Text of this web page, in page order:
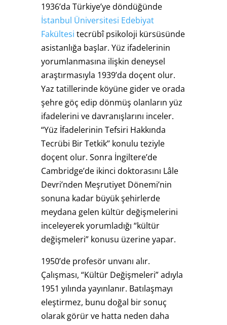
1936’da Türkiye’ye döndüğünde
İstanbul Üniversitesi Edebiyat
Fakültesi tecrübî psikoloji kürsüsünde
asistanlığa başlar. Yüz ifadelerinin
yorumlanmasına ilişkin deneysel
araştırmasıyla 1939’da doçent olur.
Yaz tatillerinde köyüne gider ve orada
şehre göç edip dönmüş olanların yüz
ifadelerini ve davranışlarını inceler.
“Yüz İfadelerinin Tefsiri Hakkında
Tecrübi Bir Tetkik’’ konulu teziyle
doçent olur. Sonra İngiltere’de
Cambridge’de ikinci doktorasını Lâle
Devri’nden Meşrutiyet Dönemi’nin
sonuna kadar büyük şehirlerde
meydana gelen kültür değişmelerini
inceleyerek yorumladığı “kültür
değişmeleri” konusu üzerine yapar.
1950’de profesör unvanı alır.
Çalışması, “Kültür Değişmeleri” adıyla
1951 yılında yayınlanır. Batılaşmayı
eleştirmez, bunu doğal bir sonuç
olarak görür ve hatta neden daha